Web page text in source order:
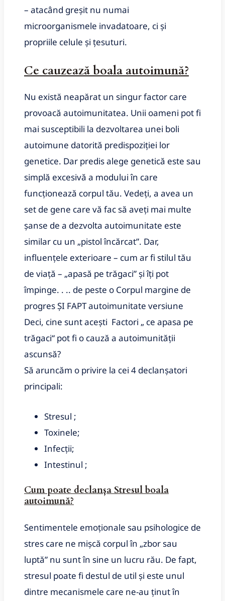
– atacând greșit nu numai
microorganismele invadatoare, ci și
propriile celule și țesuturi.
Ce cauzează boala autoimună?
Nu există neapărat un singur factor care
provoacă autoimunitatea. Unii oameni pot fi
mai susceptibili la dezvoltarea unei boli
autoimune datorită predispoziției lor
genetice. Dar predis alege genetică este sau
simplă excesivă a modului în care
funcționează corpul tău. Vedeți, a avea un
set de gene care vă fac să aveți mai multe
șanse de a dezvolta autoimunitate este
similar cu un „pistol încărcat”. Dar,
influențele exterioare – cum ar fi stilul tău
de viață – „apasă pe trăgaci” și îți pot
împinge. . .. de peste o Corpul margine de
progres ȘI FAPT autoimunitate versiune
Deci, cine sunt acești Factori „ ce apasa pe
trăgaci“ pot fi o cauză a autoimunității
ascunsă?
Să aruncăm o privire la cei 4 declanșatori
principali:
Stresul ;
Toxinele;
Infecții;
Intestinul ;
Cum poate declanșaStresulboala
autoimună?
Sentimentele emoționale sau psihologice de
stres care ne mișcă corpul în „zbor sau
luptă” nu sunt în sine un lucru rău. De fapt,
stresul poate fi destul de util și este unul
dintre mecanismele care ne-au ținut în